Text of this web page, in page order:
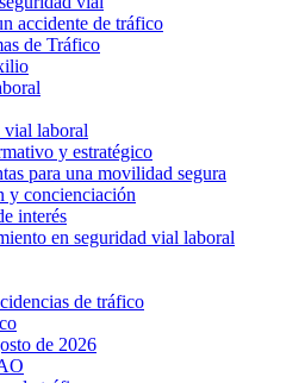
accidente de tráfico
de Tráfico
vial laboral
y estratégico
para una movilidad segura
y concienciación
interés
en seguridad vial laboral
de tráfico
de 2026